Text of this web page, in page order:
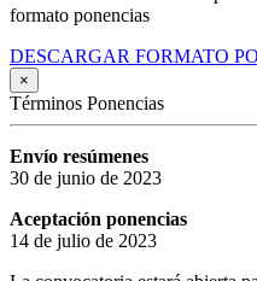
formato ponencias
DESCARGAR FORMATO
×
Términos Ponencias
Envío resúmenes
30 de junio de 2023
Aceptación ponencias
14 de julio de 2023